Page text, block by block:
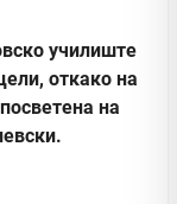
училиште
откако на
на